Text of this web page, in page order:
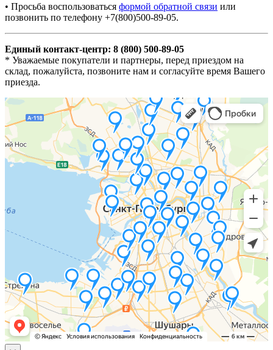
• Просьба воспользоваться формой обратной связи или
позвонить по телефону +7(800)500-89-05.
Единый контакт-центр: 8 (800) 500-89-05
* Уважаемые покупатели и партнеры, перед приездом на
склад, пожалуйста, позвоните нам и согласуйте время Вашего
приезда.